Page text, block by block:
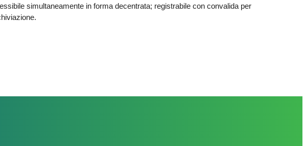
simultaneamente in forma decentrata; registrabile con convalida per